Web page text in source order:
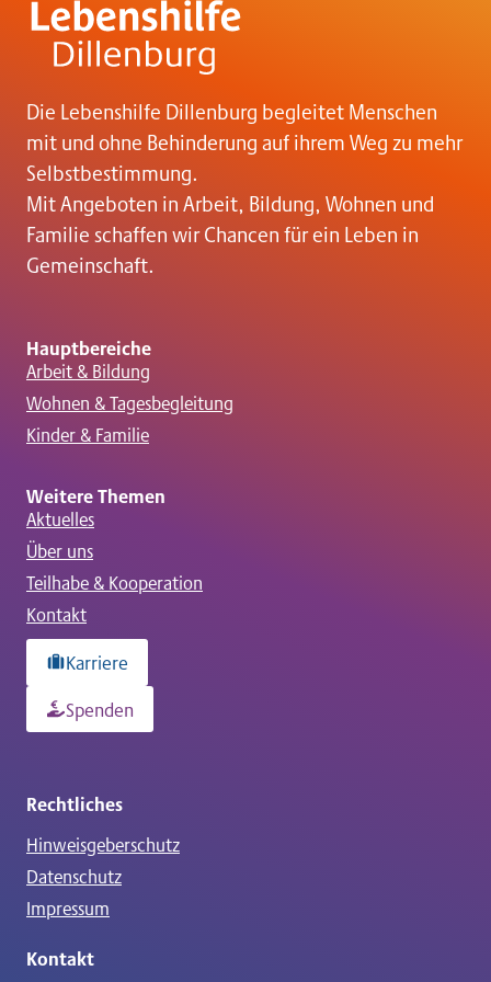
Die Lebenshilfe Dillenburg begleitet Menschen
mit und ohne Behinderung auf ihrem Weg zu mehr
Selbstbestimmung.
Mit Angeboten in Arbeit, Bildung, Wohnen und
Familie schaffen wir Chancen für ein Leben in
Gemeinschaft.
Hauptbereiche
Arbeit & Bildung
Wohnen & Tagesbegleitung
Kinder & Familie
Weitere Themen
Aktuelles
Über uns
Teilhabe & Kooperation
Kontakt
Karriere
Spenden
Rechtliches
Hinweisgeberschutz
Datenschutz
Impressum
Kontakt